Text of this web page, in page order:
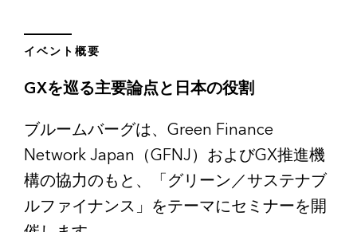
イベント概要
GXを巡る主要論点と日本の役割
ブルームバーグは、Green Finance
Network Japan（GFNJ）およびGX推進機
構の協力のもと、「グリーン／サステナブ
ルファイナンス」をテーマにセミナーを開